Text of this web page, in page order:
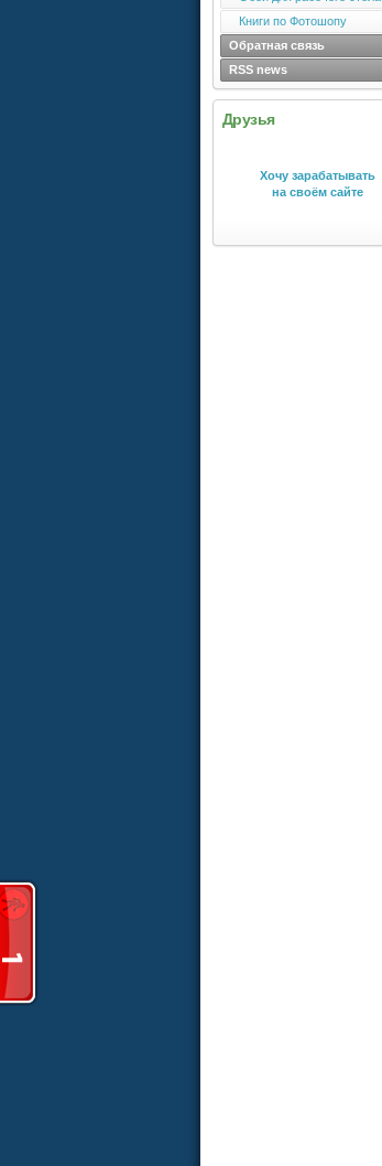
Книги по Фотошопу
Обратная связь
RSS news
Друзья
Хочу зарабатывать
на своём сайте